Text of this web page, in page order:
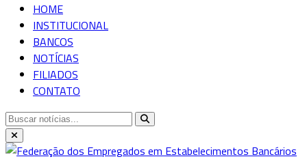
HOME
INSTITUCIONAL
BANCOS
NOTÍCIAS
FILIADOS
CONTATO